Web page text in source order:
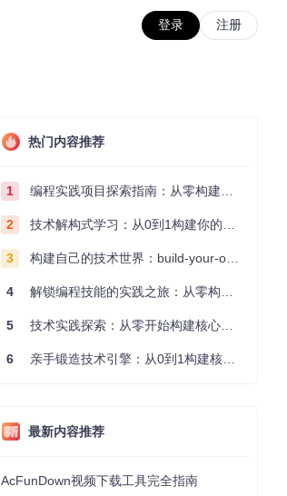
登录 注册
热门内容推荐
1 编程实践项目探索指南：从零构建技术能力体系
2 技术解构式学习：从0到1构建你的编程知识体系
3 构建自己的技术世界：build-your-own-x项目的实践探索指南
4 解锁编程技能的实践之旅：从零构建你的技术世界
5 技术实践探索：从零开始构建核心系统的实践指南
6 亲手锻造技术引擎：从0到1构建核心系统的实践指南
最新内容推荐
AcFunDown视频下载工具完全指南